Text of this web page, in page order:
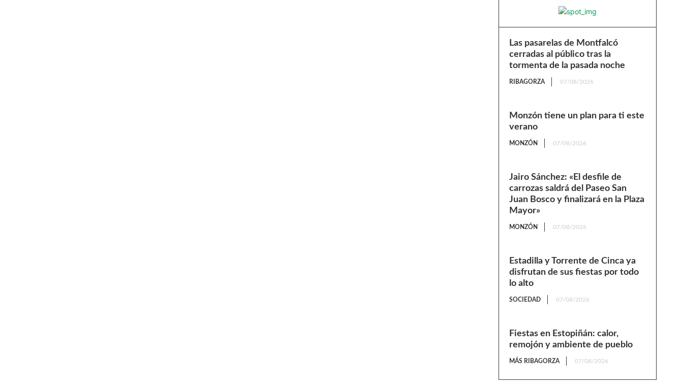
Las pasarelas de Montfalcó
cerradas al público tras la
tormenta de la pasada noche
RIBAGORZA 07/08/2026
Monzón tiene un plan para ti este
verano
MONZÓN 07/08/2026
Jairo Sánchez: «El desfile de
carrozas saldrá del Paseo San
Juan Bosco y finalizará en la Plaza
Mayor»
MONZÓN 07/08/2026
Estadilla y Torrente de Cinca ya
disfrutan de sus fiestas por todo
lo alto
SOCIEDAD 07/08/2026
Fiestas en Estopiñán: calor,
remojón y ambiente de pueblo
MÁS RIBAGORZA 07/08/2026